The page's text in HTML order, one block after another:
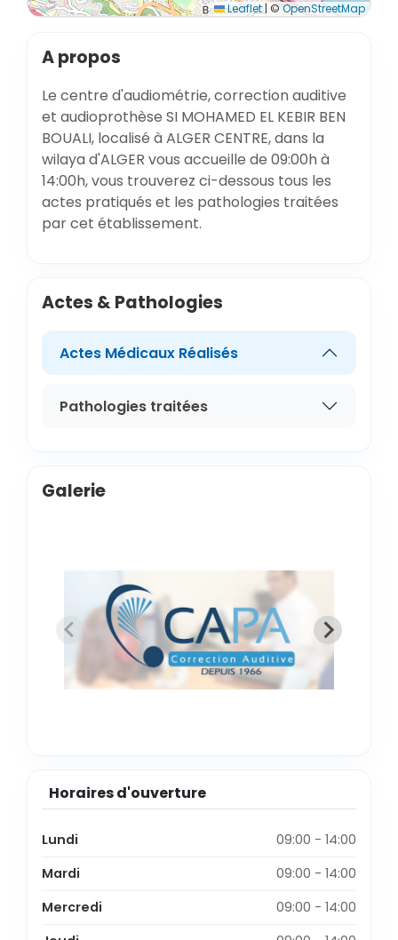
Leaflet |© OpenStreetMap
A propos
Le centre d'audiométrie, correction auditive
et audioprothèse SI MOHAMED EL KEBIR BEN
BOUALI, localisé à ALGER CENTRE, dans la
wilaya d'ALGER vous accueille de 09:00h à
14:00h, vous trouverez ci-dessous tous les
actes pratiqués et les pathologies traitées
par cet établissement.
Actes & Pathologies
Actes Médicaux Réalisés
Pathologies traitées
Galerie
Horaires d'ouverture
Lundi
09:00 - 14:00
Mardi
09:00 - 14:00
Mercredi
09:00 - 14:00